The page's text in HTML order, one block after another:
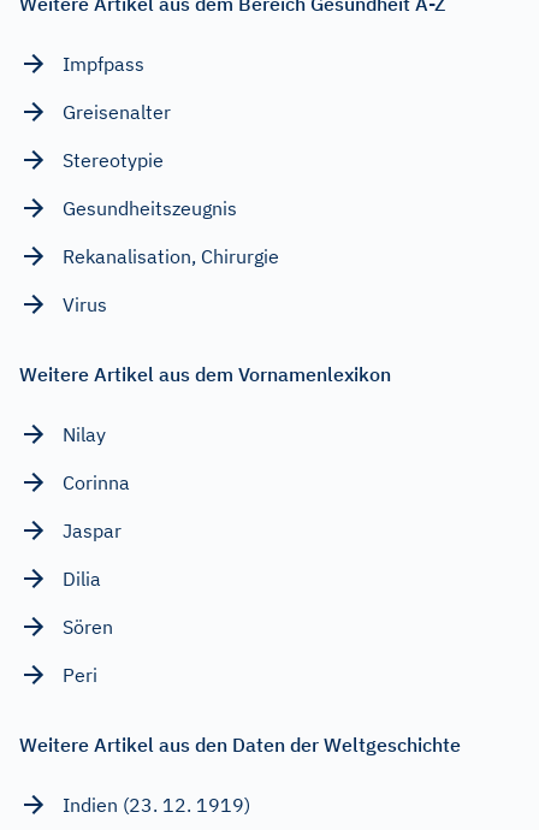
Impfpass
Greisenalter
Stereotypie
Gesundheitszeugnis
Rekanalisation, Chirurgie
Virus
Weitere Artikel aus dem Vornamenlexikon
Nilay
Corinna
Jaspar
Dilia
Sören
Peri
Weitere Artikel aus den Daten der Weltgeschichte
Indien (23. 12. 1919)